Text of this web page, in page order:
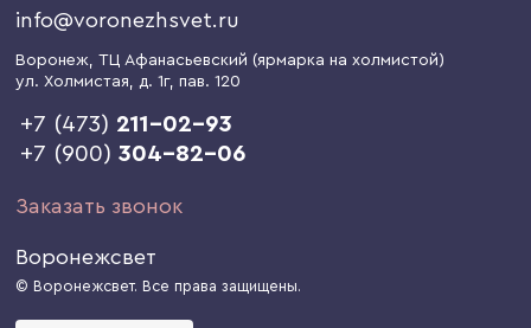
info@voronezhsvet.ru
Воронеж, ТЦ Афанасьевский (ярмарка на холмистой)
ул. Холмистая, д. 1г, пав. 120
+7 (473) 211-02-93
+7 (900)304-82-06
Заказать звонок
Воронежсвет
© Воронежсвет. Все права защищены.